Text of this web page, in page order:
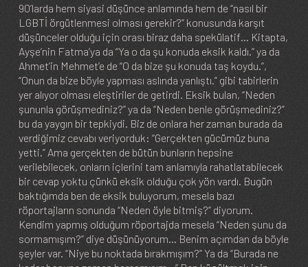
90’larda hem siyasi düşünce anlamında hem de “nasıl bir
LGBTİ örgütlenmesi olması gerekir?” konusunda karşıt
düşünceler olduğu için orası biraz daha spekülatif… Kitapta,
Ayşe’nin Fatma’ya da “Ya o da şu konuda eksik kaldı.” ya da
Ahmet’in Mehmet’e de “O da bize şu konuda taş koydu.”,
“Onun da bize böyle yapması aslında yanlıştı.” gibi tabirlerin
yer alıyor olması eleştiriler de getirdi. Eksik bulan, “Neden
şununla görüşmediniz?” ya da “Neden benle görüşmediniz?”
bu da yaygın bir tepkiydi. Biz de onlara her zaman burada da
verdiğimiz cevabı veriyorduk: “Gerçekten gücümüz buna
yetti.” Ama gerçekten de bütün bunların hepsine
verilebilecek, onların içlerini tam anlamıyla rahatlatabilecek
bir cevap yoktu çünkü eksik olduğu çok yön vardı. Bugün
baktığımda ben de eksik buluyorum, mesela bazı
röportajların sonunda “Neden öyle bitmiş?” diyorum.
Kendim yapmış olduğum röportajda mesela “Neden şunu da
sormamışım?” diye düşünüyorum… Benim açımdan da böyle
şeyler var. “Niye bu noktada bırakmışım?” Ya da “Burada ne